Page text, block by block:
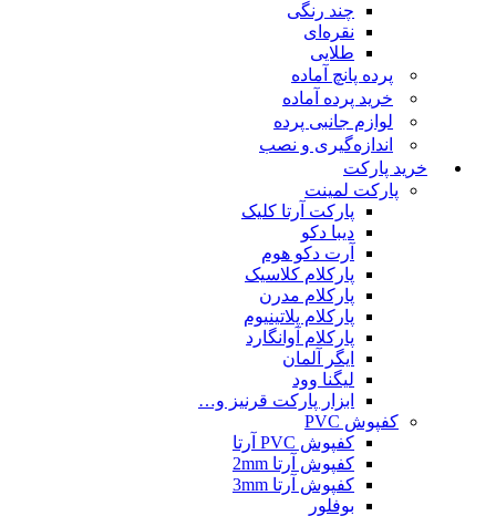
چند رنگی
نقره‌ای
طلایی
پرده پانچ آماده
خرید پرده آماده
لوازم جانبی پرده
اندازه‌گیری و نصب
خرید پارکت
پارکت لمینت
پارکت آرتا کلیک
دیبا دکو
آرت دکو هوم
پارکلام کلاسیک
پارکلام مدرن
پارکلام پلاتینیوم
پارکلام آوانگارد
ایگر آلمان
لیگنا وود
ابزار پارکت قرنیز و…
کفپوش PVC
کفپوش PVC آرتا
کفپوش آرتا 2mm
کفپوش آرتا 3mm
بوفلور